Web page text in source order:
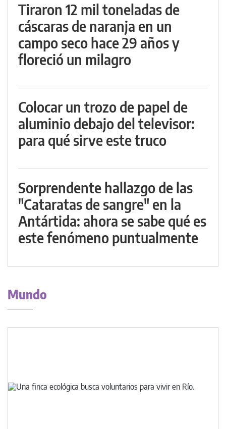
Tiraron 12 mil toneladas de
cáscaras de naranja en un
campo seco hace 29 años y
floreció un milagro
Colocar un trozo de papel de
aluminio debajo del televisor:
para qué sirve este truco
Sorprendente hallazgo de las
"Cataratas de sangre" en la
Antártida: ahora se sabe qué es
este fenómeno puntualmente
Mundo